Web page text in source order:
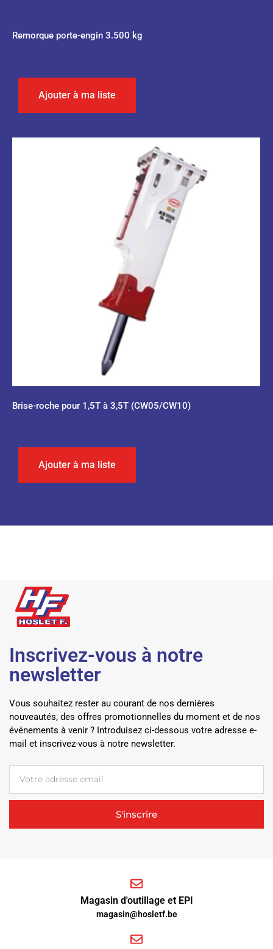
Remorque porte-engin 3.500 kg
Ajouter à ma liste
Brise-roche pour 1,5T à 3,5T (CW05/CW10)
Ajouter à ma liste
Inscrivez-vous à notre
newsletter
Vous souhaitez rester au courant de nos dernières
nouveautés, des offres promotionnelles du moment et de nos
événements à venir ? Introduisez ci-dessous votre adresse e-
mail et inscrivez-vous à notre newsletter.
S'inscrire
Magasin d'outillage et EPI
magasin@hosletf.be